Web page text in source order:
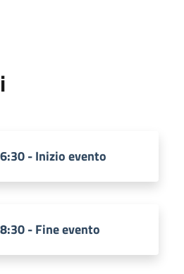
- Inizio evento
- Fine evento